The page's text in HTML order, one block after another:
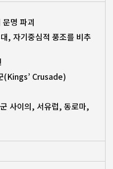
명 파괴
, 자기중심적 풍조를 비추
(Kings’ Crusade)
사이의, 서유럽, 동로마,